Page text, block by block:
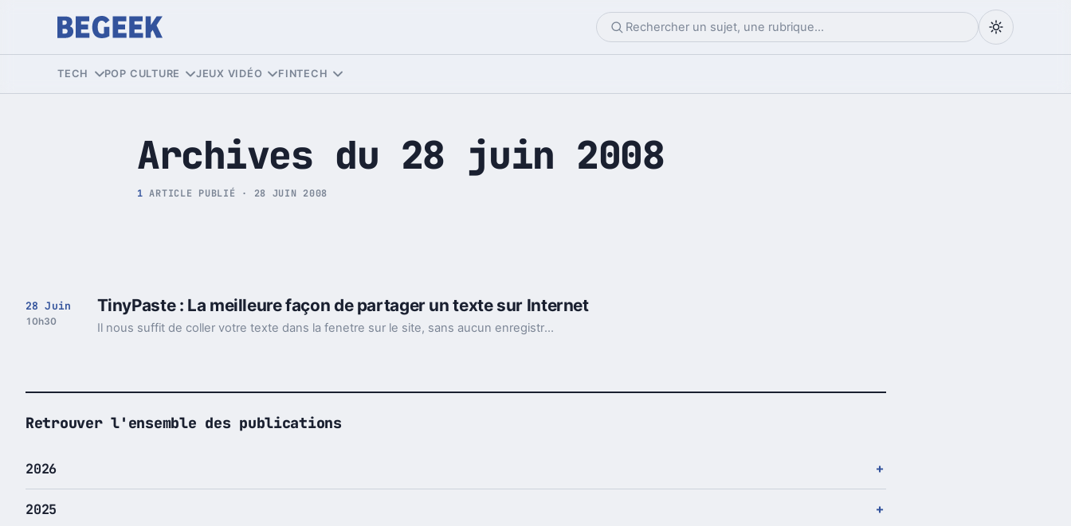
Tech et Pop culture
TECH POP CULTURE JEUX VIDÉO FINTECH
Archives du 28 juin 2008
1 ARTICLE PUBLIÉ · 28 JUIN 2008
28 Juin
10h30
TinyPaste : La meilleure façon de partager un texte sur Internet
Il nous suffit de coller votre texte dans la fenetre sur le site, sans aucun enregistrement sur le site.
Retrouver l'ensemble des publications
2026
2025